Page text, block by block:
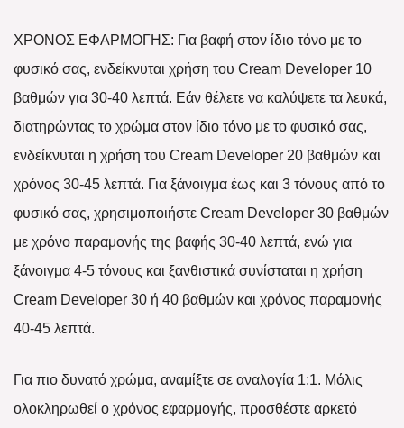
ΧΡΟΝΟΣ ΕΦΑΡΜΟΓΗΣ: Για βαφή στον ίδιο τόνο με το
φυσικό σας, ενδείκνυται χρήση του Cream Developer 10
βαθμών για 30-40 λεπτά. Εάν θέλετε να καλύψετε τα λευκά,
διατηρώντας το χρώμα στον ίδιο τόνο με το φυσικό σας,
ενδείκνυται η χρήση του Cream Developer 20 βαθμών και
χρόνος 30-45 λεπτά. Για ξάνοιγμα έως και 3 τόνους από το
φυσικό σας, χρησιμοποιήστε Cream Developer 30 βαθμών
με χρόνο παραμονής της βαφής 30-40 λεπτά, ενώ για
ξάνοιγμα 4-5 τόνους και ξανθιστικά συνίσταται η χρήση
Cream Developer 30 ή 40 βαθμών και χρόνος παραμονής
40-45 λεπτά.
Για πιο δυνατό χρώμα, αναμίξτε σε αναλογία 1:1. Μόλις
ολοκληρωθεί ο χρόνος εφαρμογής, προσθέστε αρκετό